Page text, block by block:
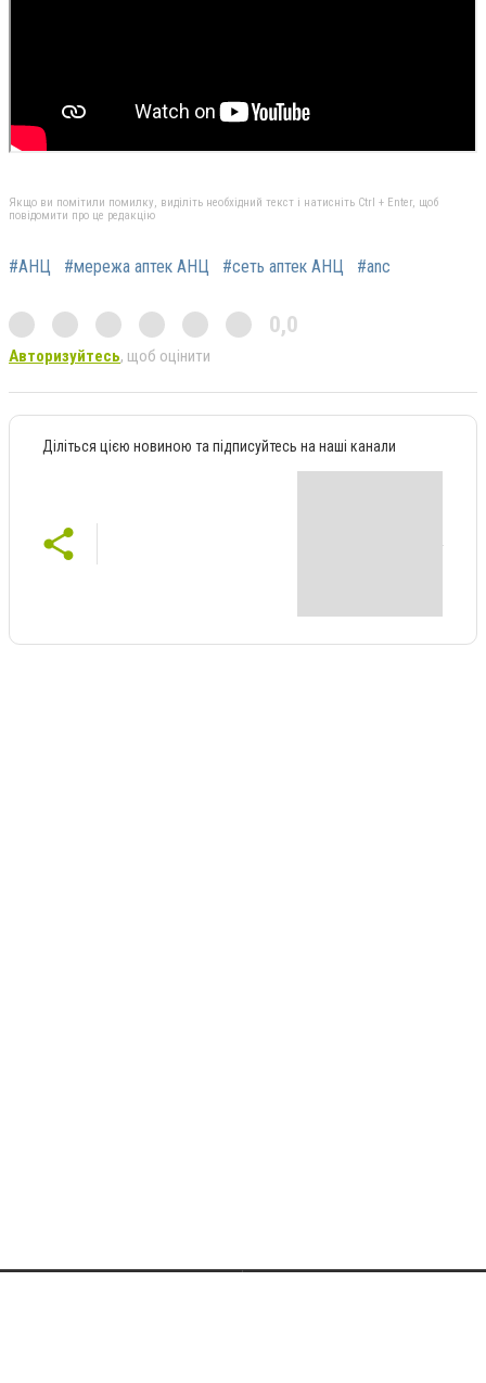
Якщо ви помітили помилку, виділіть необхідний текст і натисніть Ctrl + Enter, щоб
повідомити про це редакцію
#АНЦ #мережа аптек АНЦ #сеть аптек АНЦ #anc
0,0
Авторизуйтесь, щоб оцінити
Діліться цією новиною та підписуйтесь на наші канали